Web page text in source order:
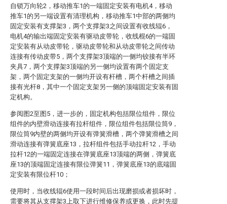
自锁万向轮2，移动推车1的一端固定安装有电机4，移动
推车1的另一端设置有清理机构，移动推车1中部的两侧均
固定安装有支撑架3，两个支撑架3之间设置有收线辊6，
电机4的输出端固定安装有驱动皮带轮，收线棍6的一端固
定安装有从动皮带轮，驱动皮带轮和从动皮带轮之间传动
连接有传动皮带5，两个支撑架3顶端的一侧均铰接有半环
夹具7，两个支撑架3顶端的另一侧均设置有两个固定支
架，两个固定支架的一侧均开设有杆槽，两个杆槽之间插
接有光杆8，其中一个固定支架另一侧的顶端固定安装有固
定机构。
参阅图2至图5，进一步的，固定机构包括限位组件，限位
组件的内壁滑动连接有拉杆组件，限位组件包括限位筒9，
限位筒9内壁的两侧均开设有弹簧滑槽，两个弹簧滑槽之间
滑动连接有弹簧底座13，拉杆组件包括手动拉杆12，手动
拉杆12的一端固定连接在弹簧底座13顶端的两侧，弹簧底
座13的顶端固定连接有限位弹簧11，弹簧底座13的底端固
定安装有限位杆10；
使用时，当收线辊6使用一段时间后出现磨损或者损坏时，
需要将其从支撑架3上取下进行维修保养或更换，此时先提